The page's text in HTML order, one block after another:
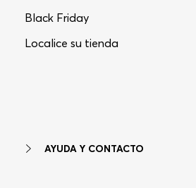
Black Friday
Localice su tienda
AYUDA Y CONTACTO